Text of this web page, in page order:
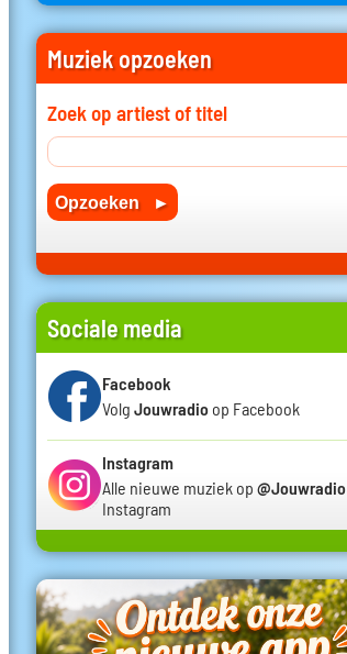
Muziek opzoeken
Zoek op artiest of titel
Sociale media
Facebook
Volg Jouwradio op Facebook
Instagram
Alle nieuwe muziek op @Jouwradio
Instagram